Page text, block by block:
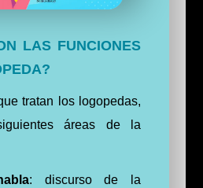
LAS FUNCIONES
tratan los logopedas,
áreas de la
: discurso de la